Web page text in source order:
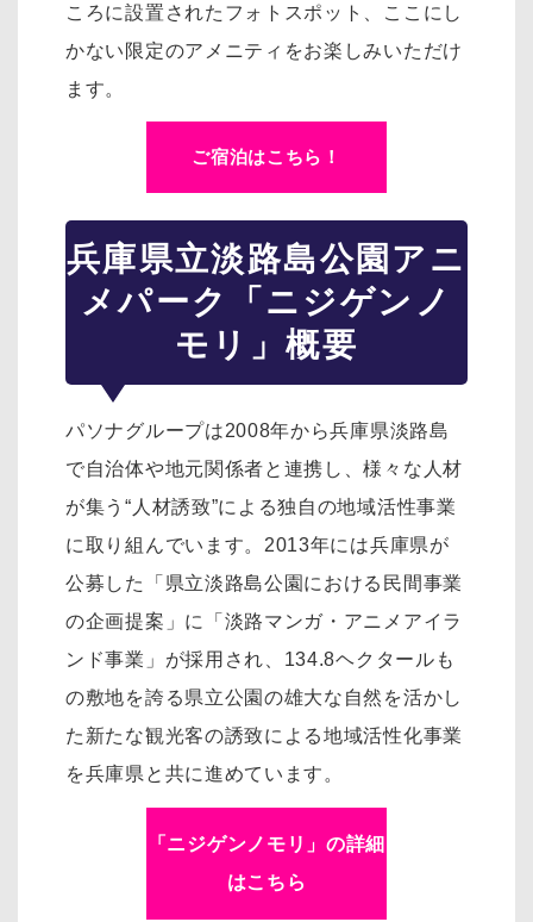
ころに設置されたフォトスポット、
ここにし
かない限定のアメニティをお楽しみいただけ
ます。
ご宿泊はこちら！
兵庫県立淡路島公園アニ
メパーク「ニジゲンノ
モリ」概要
パソナグループは2008年から兵庫県淡路島
で自治体や地元関係者と連携し、様々な人材
が集う“人材誘致”による独自の地域活性事業
に取り組んでいます。2013年には兵庫県が
公募した「県立淡路島公園における民間事業
の企画提案」に「淡路マンガ・アニメアイラ
ンド事業」が採用され、134.8ヘクタールも
の敷地を誇る県立公園の雄大な自然を活かし
た新たな観光客の誘致による地域活性化事業
を兵庫県と共に進めています。
「ニジゲンノモリ」の詳細
はこちら